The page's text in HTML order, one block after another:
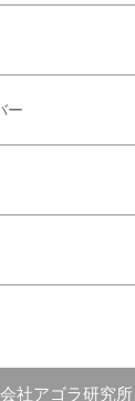
ー
社アゴラ研究所